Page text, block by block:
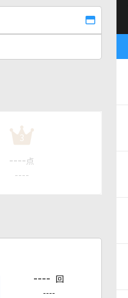
3
---- 点
----
---- 回
----